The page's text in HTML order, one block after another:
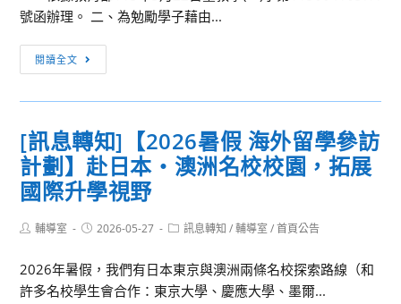
大
規
劃
土
地
倫
理
營」，
請
全
年
職
師
產
業
專
題
暑
研
習
大
國
北
生
諮
系
第
四
心
理
號函辦理。 二、為勉勵學子藉由...
閱讀全文
息
轉
教
育
部
「115
年
育
部
[訊息轉知]【2026暑假 海外留學參訪
計劃】赴日本・澳洲名校校園，拓展
國際升學視野
Post輔導室
Post2026-05-27
Post訊息轉知 / 輔導室 / 首頁公告
2026年暑假，我們有日本東京與澳洲兩條名校探索路線（和
許多名校學生會合作：東京大學、慶應大學、墨爾...